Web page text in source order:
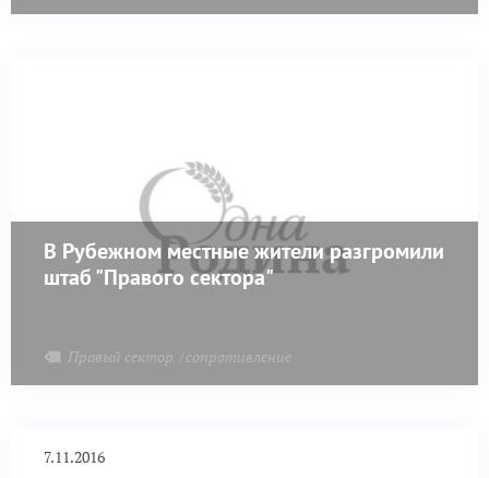
В Рубежном местные жители разгромили
штаб "Правого сектора"
Правый сектор сопротивление
7.11.2016